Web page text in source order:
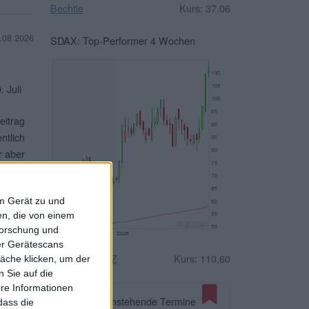
Gerät zu und
die von einem
und
Gerätescans
klicken, um der
Sie auf die
Informationen
die
Juli
aber
und
Das
Bechtle Kurs: 37,06
SDAX: Top-Performer 4 Wochen
Drägerwerk VZ Kurs: 110,60
Anstehende Termine